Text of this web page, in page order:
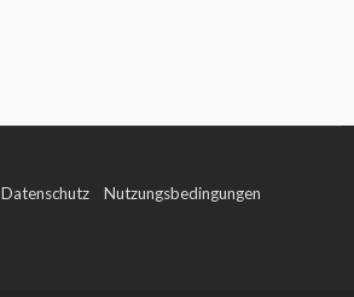
Datenschutz Nutzungsbedingungen